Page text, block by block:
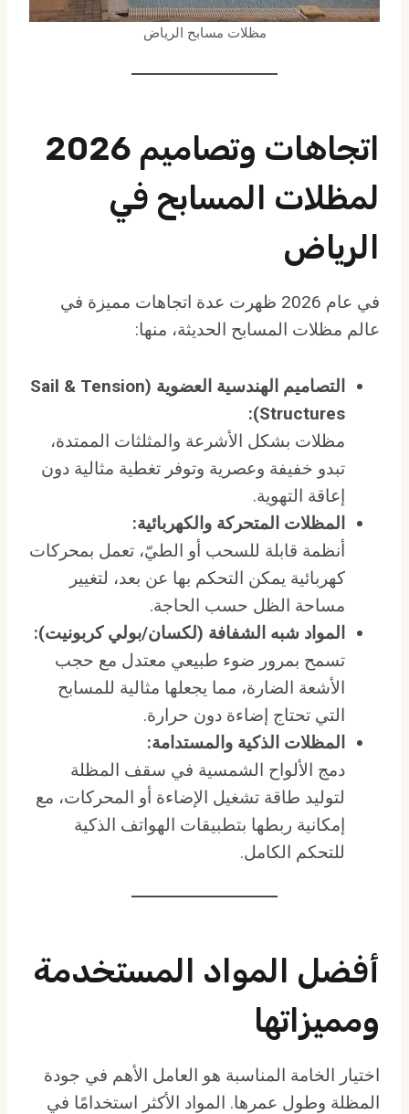
مظلات مسابح الرياض
اتجاهات وتصاميم 2026
لمظلات المسابح في
الرياض
في عام 2026 ظهرت عدة اتجاهات مميزة في
عالم مظلات المسابح الحديثة، منها:
التصاميم الهندسية العضوية (Sail & Tension
Structures):
مظلات بشكل الأشرعة والمثلثات الممتدة،
تبدو خفيفة وعصرية وتوفر تغطية مثالية دون
إعاقة التهوية.
المظلات المتحركة والكهربائية:
أنظمة قابلة للسحب أو الطيّ، تعمل بمحركات
كهربائية يمكن التحكم بها عن بعد، لتغيير
مساحة الظل حسب الحاجة.
المواد شبه الشفافة (لكسان/بولي كربونيت):
تسمح بمرور ضوء طبيعي معتدل مع حجب
الأشعة الضارة، مما يجعلها مثالية للمسابح
التي تحتاج إضاءة دون حرارة.
المظلات الذكية والمستدامة:
دمج الألواح الشمسية في سقف المظلة
لتوليد طاقة تشغيل الإضاءة أو المحركات، مع
إمكانية ربطها بتطبيقات الهواتف الذكية
للتحكم الكامل.
أفضل المواد المستخدمة
ومميزاتها
اختيار الخامة المناسبة هو العامل الأهم في جودة
المظلة وطول عمرها. المواد الأكثر استخدامًا في